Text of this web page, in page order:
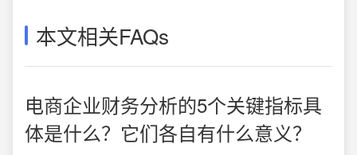
本文相关FAQs
电商企业财务分析的5个关键指标具
体是什么？它们各自有什么意义？